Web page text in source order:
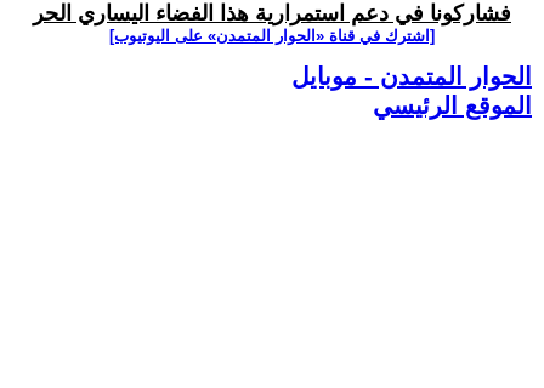
فشاركونا في دعم استمرارية هذا الفضاء اليساري الحر
[اشترك في قناة ‫«الحوار المتمدن» على اليوتيوب]
الحوار المتمدن - موبايل
الموقع الرئيسي